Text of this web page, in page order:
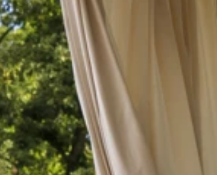
Merken
Ami Loyalty programma
Blogi